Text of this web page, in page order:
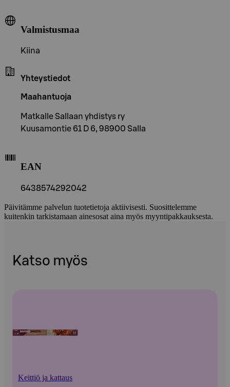
Valmistusmaa
Kiina
Yhteystiedot
Maahantuoja
Matkalle Sallaan yhdistys ry
Kuusamontie 61 D 6, 98900 Salla
EAN
6438574292042
Päivitämme palvelun tuotetietoja aktiivisesti. Suosittelemme
kuitenkin tarkistamaan ainesosat aina myös myyntipakkauksesta.
Katso myös
Keittiö ja kattaus